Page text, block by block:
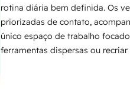
rotina diária bem definida. Os
priorizadas de contato,
único espaço de trabalho
ferramentas dispersas ou